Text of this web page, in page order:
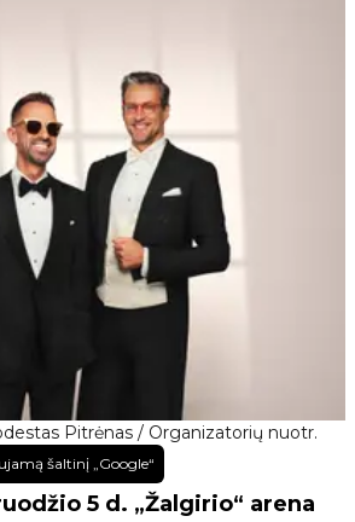
Pitrėnas / Organizatorių nuotr.
šaltinį „Google“
5 d. „Žalgirio“ arena